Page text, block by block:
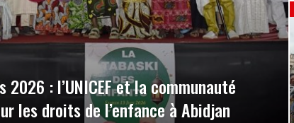
2026 : l’UNICEF et la communauté
les droits de l’enfance à Abidjan